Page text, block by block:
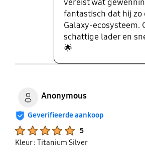
vereist wat
fantastisch dat hij zo
Galaxy-ecosysteem.
schattige lader en
🌟
Anonymous
Geverifieerde aankoop
5
Kleur : Titanium Silver